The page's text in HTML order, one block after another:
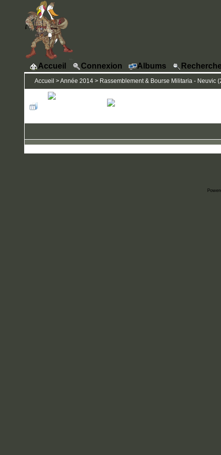
Accueil Connexion Albums
Accueil >Année 2014 > Rassemblement & Bourse Militaria - Neuvic